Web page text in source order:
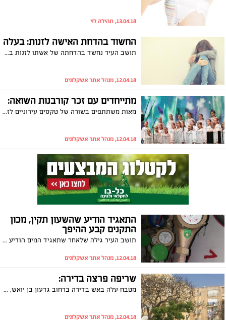
13.04.18, תהילה לוי
החשוד בהדחת האישה לזנות: בעלה
תושב העיר נחשד בהדחתה של אשתו לזנות בסרסרות ובהפצת תמונות עירום שלה ברשת. לאחר שפנה לעורכת הדין לימור רוט חזן, התיק כנגדו נסגר
12.04.18, מנהל אתר אשקלונים
מתייחדים עם זכר קורבנות השואה:
מאות משתתפים בשורה של טקסים עירוניים לזכר ששת מיליון היהודים שנרצחו בשואה. האירועים התקיימו בסימן '70 שנה למדינת ישראל'
12.04.18, מנהל אתר אשקלונים
התאגיד הודיע שהשעון תקין, מכון
התקנים קבע ההיפך
תושב העיר גילה שלאחר שתאגיד המים הודיע לו ששעון המים שלו תקין, מכון התקנים שביצע את הבדיקה קבע שהשעון לא תקין. הוא פנה בדרישה לקבל החזר אך ללא הועיל. איציק נפש פנה במכתב התראה לעירייה וכספו הושב. העירייה: "ההחזרים הוחזרו עוד בטרם התערבות עו"ד"
12.04.18, מנהל אתר אשקלונים
שריפה פרצה בדירה:
מטבח עלה באש בדירה ברחוב גדעון בן יואש, בהמשך לדיווח הושגה שליטה על השריפה והאירוע הסתיים ללא נפגעים. חוקר שריפות החל בחקירת האירוע
12.04.18, מנהל אתר אשקלונים